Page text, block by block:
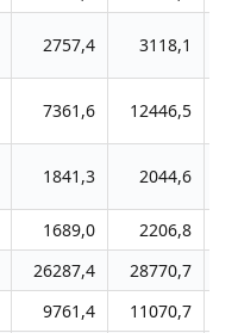
2757,4 3118,1
7361,6 12446,5
1841,3 2044,6
1689,0 2206,8
26287,4 28770,7
9761,4 11070,7